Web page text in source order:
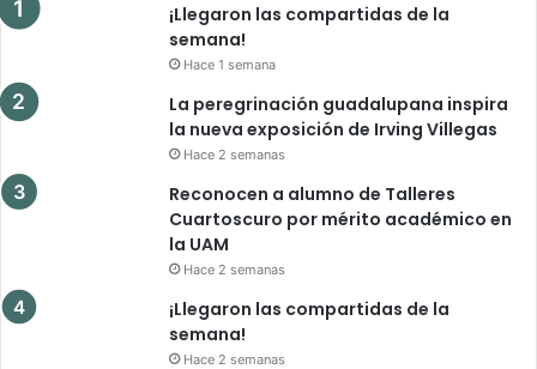
¡Llegaron las compartidas de la
semana!
Hace 1 semana
La peregrinación guadalupana inspira
la nueva exposición de Irving Villegas
Hace 2 semanas
Reconocen a alumno de Talleres
Cuartoscuro por mérito académico en
la UAM
Hace 2 semanas
¡Llegaron las compartidas de la
semana!
Hace 2 semanas